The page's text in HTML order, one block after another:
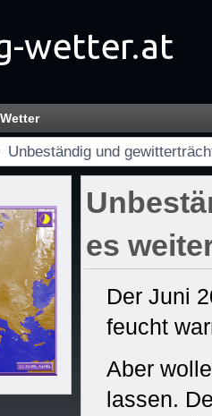
geht es
Wetter
Unbeständig und
es
Der Juni
feucht
Aber
lassen.